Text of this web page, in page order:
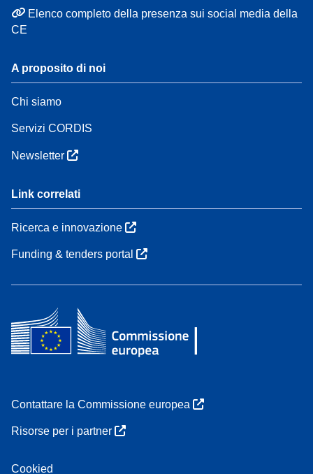
Elenco completo della presenza sui social media della
CE
A proposito di noi
Chi siamo
Servizi CORDIS
Newsletter
Link correlati
Ricerca e innovazione
Funding & tenders portal
Contattare la Commissione europea
Risorse per i partner
Cookied